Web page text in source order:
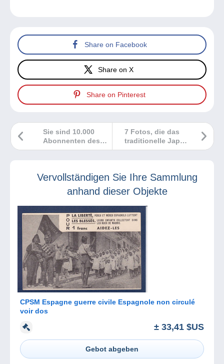
Share on Facebook
Share on X
Share on Pinterest
7 Fotos, die das
traditionelle Japan
zeigen
Sie sind 10.000
Abonnenten des
YouTube-Kanals
Vervollständigen Sie Ihre Sammlung
anhand dieser Objekte
CPSM Espagne guerre civile Espagnole non circulé
voir dos
± 33,41 $US
Gebot abgeben